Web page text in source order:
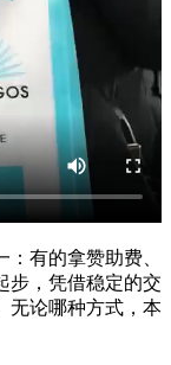
有的拿赞助费、
步，凭借稳定的交
无论哪种方式，本